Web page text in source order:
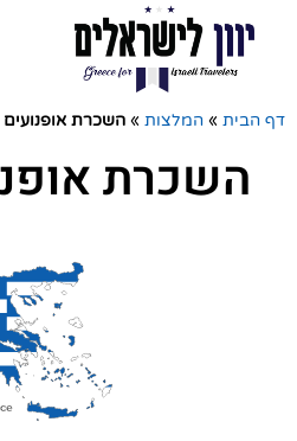
דף הבית » המלצות » השכרת אופנועים
השכרת